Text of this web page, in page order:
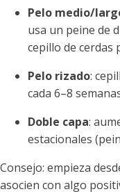
Pelo medio/
usa un peine de
cepillo de cerdas
Pelo rizado:
cada 6–8
Doble capa:
estacionales
Consejo: empieza
asocien con algo